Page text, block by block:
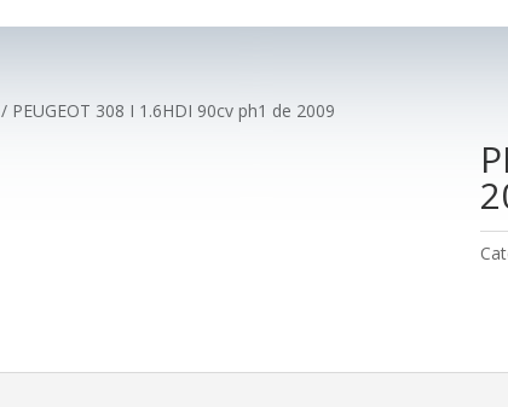
/ PEUGEOT 308 I 1.6HDI 90cv ph1 de 2009